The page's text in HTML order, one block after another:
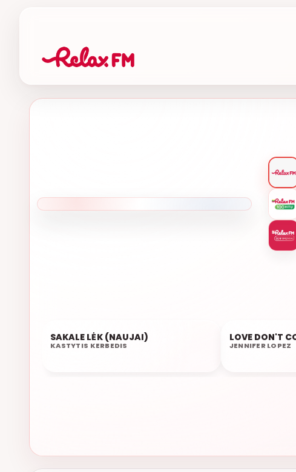
05:47
SAKALE LĖK (NAUJAI)
KASTYTIS KERBEDIS
05:42
LOVE DON'T
JENNIFER LOPEZ